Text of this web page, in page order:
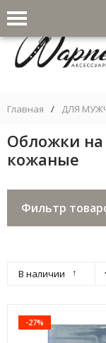
Главная / ДЛЯ
Обложки
кожаные
Фильтр
В наличии ↑
-27%